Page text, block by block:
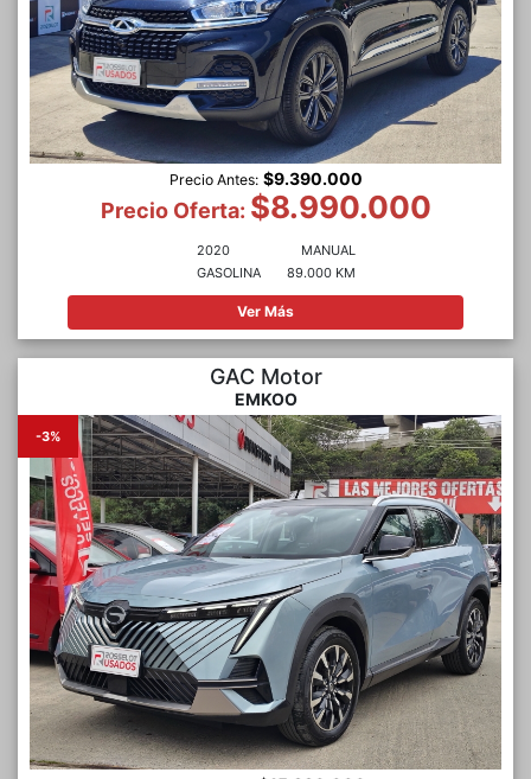
Precio Antes: $9.390.000
Precio Oferta: $8.990.000
2020
GASOLINA
MANUAL
89.000 KM
Ver Más
GAC Motor
EMKOO
-3%